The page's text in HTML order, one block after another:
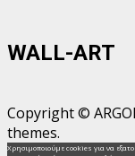
WALL-ART
Copyright ©
themes.
Χρησιμοποιούμε cookies για να